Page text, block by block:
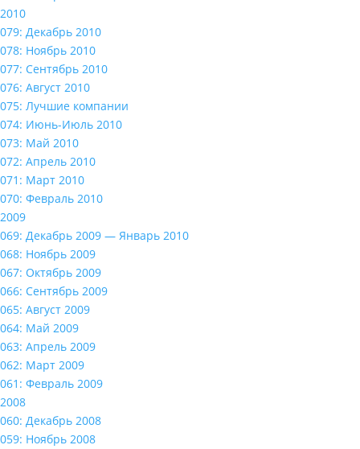
2010
079: Декабрь 2010
078: Ноябрь 2010
077: Сентябрь 2010
076: Август 2010
075: Лучшие компании
074: Июнь-Июль 2010
073: Май 2010
072: Апрель 2010
071: Март 2010
070: Февраль 2010
2009
069: Декабрь 2009 — Январь 2010
068: Ноябрь 2009
067: Октябрь 2009
066: Сентябрь 2009
065: Август 2009
064: Май 2009
063: Апрель 2009
062: Март 2009
061: Февраль 2009
2008
060: Декабрь 2008
059: Ноябрь 2008